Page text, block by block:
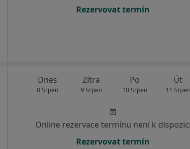
Rezervovat termín
Dnes
8 Srpen
Zítra
9 Srpen
Po
10 Srpen
Út
11 Srpen
Online rezervace termínu není k dispozici
Rezervovat termín